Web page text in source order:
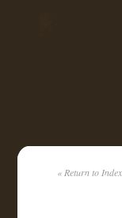
« Return to